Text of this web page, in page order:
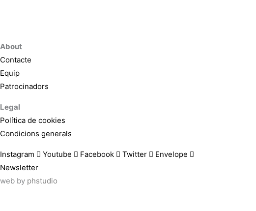
About
Contacte
Equip
Patrocinadors
Legal
Política de cookies
Condicions generals
Instagram Youtube Facebook Twitter
Envelope
Newsletter
web by phstudio